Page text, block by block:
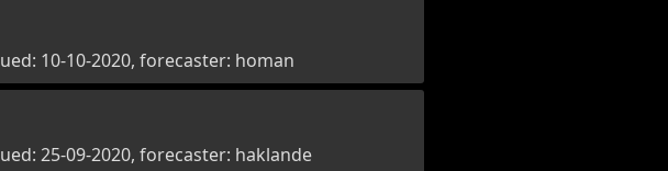
10-10-2020, forecaster: homan
25-09-2020, forecaster: haklande